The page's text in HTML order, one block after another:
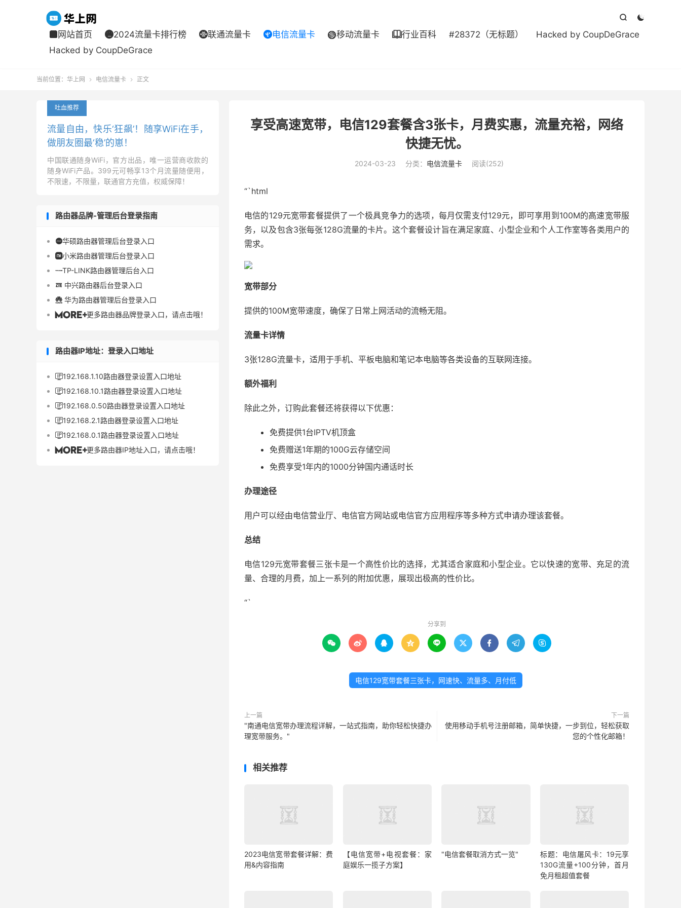


 网站首页 2024流量卡排行榜 联通流量卡 电信流量卡 移动流量卡 行业百科 #28372（无标题）
Hacked by CoupDeGrace
Hacked by CoupDeGrace
当前位置： 华上网  电信流量卡  正文
享受高速宽带，电信129套餐含3张卡，月费实惠，流量充裕，网络
快捷无忧。
2024-03-23 分类： 电信流量卡 阅读(252)
“`html
电信的129元宽带套餐提供了一个极具竞争力的选项，每月仅需支付129元，即可享用到100M的高速宽带服
务，以及包含3张每张128G流量的卡片。这个套餐设计旨在满足家庭、小型企业和个人工作室等各类用户的
需求。
宽带部分
提供的100M宽带速度，确保了日常上网活动的流畅无阻。
流量卡详情
3张128G流量卡，适用于手机、平板电脑和笔记本电脑等各类设备的互联网连接。
额外福利
除此之外，订购此套餐还将获得以下优惠：
免费提供1台IPTV机顶盒
免费赠送1年期的100G云存储空间
免费享受1年内的1000分钟国内通话时长
办理途径
用户可以经由电信营业厅、电信官方网站或电信官方应用程序等多种方式申请办理该套餐。
总结
电信129元宽带套餐三张卡是一个高性价比的选择，尤其适合家庭和小型企业。它以快速的宽带、充足的流
量、合理的月费，加上一系列的附加优惠，展现出极高的性价比。
“`
分享到
        
电信129宽带套餐三张卡，网速快、流量多、月付低
上一篇
"南通电信宽带办理流程详解，一站式指南，助你轻松快捷办
理宽带服务。"
下一篇
使用移动手机号注册邮箱，简单快捷，一步到位，轻松获取
您的个性化邮箱！
相关推荐
2023电信宽带套餐详解：费
用&内容指南
【电信宽带+电视套餐：家
庭娱乐一揽子方案】
"电信套餐取消方式一览"
标题：电信屠风卡：19元享
130G流量+100分钟，首月
免月租超值套餐
吐血推荐
流量自由，快乐‘狂飙’！随享WiFi在手，
做朋友圈最‘稳’的崽！
中国联通随身WiFi，官方出品，唯一运营商收款的
随身WiFi产品。399元可畅享13个月流量随便用，
不限速，不限量，联通官方充值，权威保障！
路由器品牌-管理后台登录指南
华硕路由器管理后台登录入口
小米路由器管理后台登录入口
TP-LINK路由器管理后台入口
 中兴路由器后台登录入口
 华为路由器管理后台登录入口
更多路由器品牌登录入口，请点击哦！
路由器IP地址：登录入口地址
192.168.1.10路由器登录设置入口地址
192.168.10.1路由器登录设置入口地址
192.168.0.50路由器登录设置入口地址
192.168.2.1路由器登录设置入口地址
192.168.0.1路由器登录设置入口地址
更多路由器IP地址入口，请点击哦！